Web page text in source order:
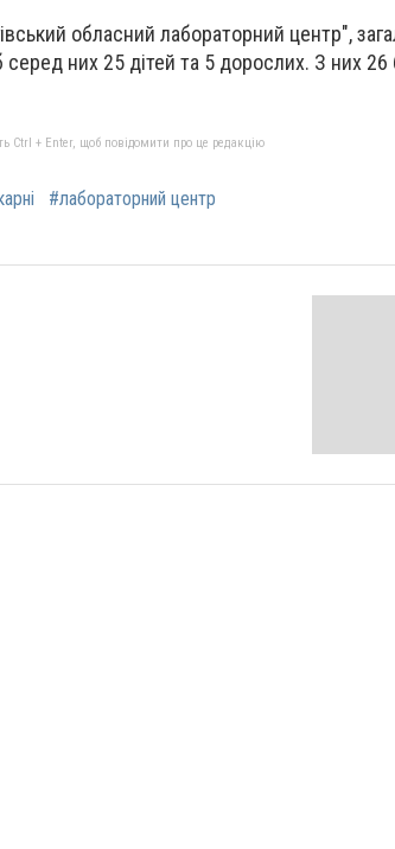
обласний лабораторний центр",
серед них 25 дітей та 5 дорослих. З них 26
Ctrl + Enter, щоб повідомити про це редакцію
#лабораторний центр